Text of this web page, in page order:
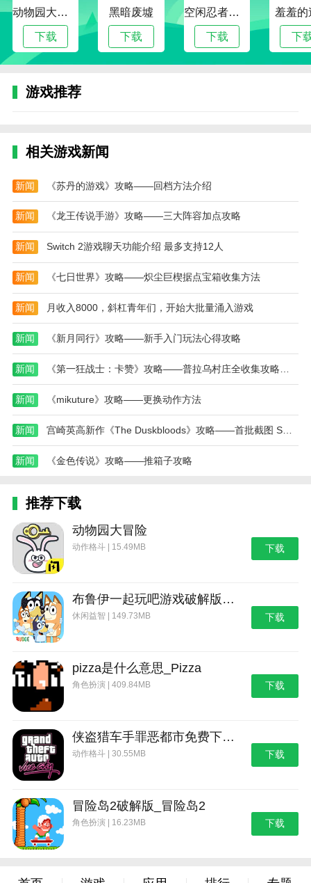
抵御很多僵尸军团的入侵，新手也能快速上手。
包含了原创的背景音乐，增强了很强的游戏氛围。
植物大战僵尸
僵尸塔防闯关游戏，可以召集各类植物加入到你的阵容
利击败众多的僵尸大军，顺利通过关卡任务。
，欢迎大家记住本站网址，本站是您下载安卓手游app
最好的网站！
热门搜索: 世界末日生存游戏攻略破解版(世界末日生存破解版最新
版无限金币下载) 模拟冒险角色游戏攻略(冒险世界手游人物攻略)
野外生存的世界游戏攻略综合篇(模拟野外生存游戏大全)
动物园大冒险
下载
黑暗废墟
下载
空闲忍者传奇
下载
羞羞的
下
游戏推荐
相关游戏新闻
新闻 《苏丹的游戏》攻略——回档方法介绍
新闻 《龙王传说手游》攻略——三大阵容加点攻略
新闻 Switch 2游戏聊天功能介绍 最多支持12人
新闻 《七日世界》攻略——炽尘巨楔据点宝箱收集方法
新闻 月收入8000，斜杠青年们，开始大批量涌入游戏
新闻 《新月同行》攻略——新手入门玩法心得攻略
新闻 《第一狂战士：卡赞》攻略——普拉乌村庄全收集攻略分享
新闻 《mikuture》攻略——更换动作方法
新闻 宫崎英高新作《The Duskbloods》攻略——首批截图 Switch 2独占
新闻 《金色传说》攻略——推箱子攻略
推荐下载
动物园大冒险
动作格斗 | 15.49MB 下载
布鲁伊一起玩吧游戏破解版_布鲁伊：一起玩吧
休闲益智 | 149.73MB 下载
pizza是什么意思_Pizza
角色扮演 | 409.84MB 下载
侠盗猎车手罪恶都市免费下载_侠盗猎车手：罪恶都市
动作格斗 | 30.55MB 下载
冒险岛2破解版_冒险岛2
角色扮演 | 16.23MB 下载